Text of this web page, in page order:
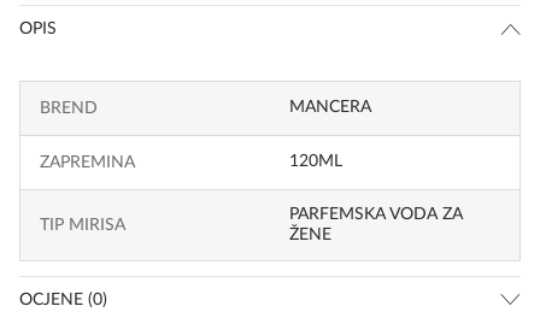
OPIS
BREND MANCERA
ZAPREMINA 120ML
TIP MIRISA
PARFEMSKA VODA ZA
ŽENE
OCJENE (0)